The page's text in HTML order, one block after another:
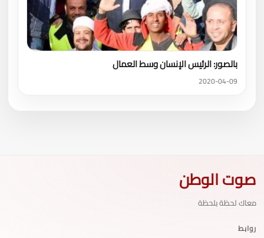
بالصور: الرئيس الإنسان وسط العمال
2020-04-09
صوت الوطن
معاك لحظة بلحظة
روابط